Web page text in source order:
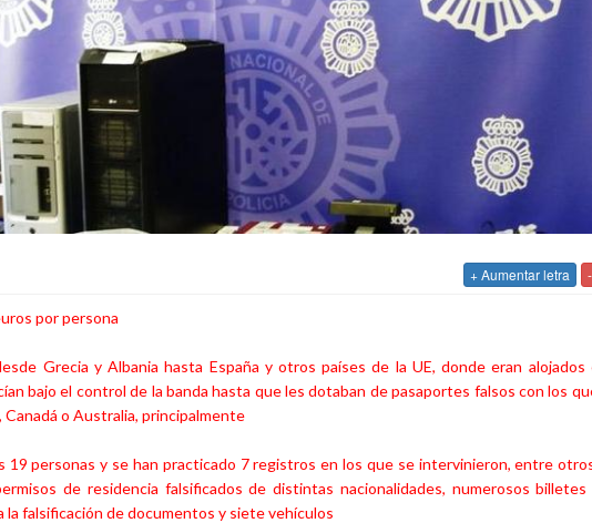
+ Aumentar letra
por persona
Grecia y Albania hasta España y otros países de la UE, donde eran alojados
bajo el control de la banda hasta que les dotaban de pasaportes falsos con los
Canadá o Australia, principalmente
19 personas y se han practicado 7 registros en los que se intervinieron, entre
de residencia falsificados de distintas nacionalidades, numerosos billetes
la falsificación de documentos y siete vehículos